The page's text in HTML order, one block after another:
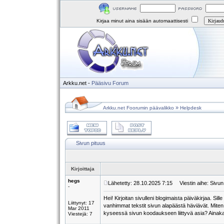
Kirjaa minut aina sisään automaattisesti
Arkku.net - Pääsivu Forum
Arkku.net Foorumin päävalikko » Helpdesk
Sivun pituus
Kirjoittaja
hegs
-
Liittynyt: 17
Mar 2011
Viestejä: 7
Lähetetty: 28.10.2025 7:15 Viestin aihe:
Hei! Kirjoitan sivulleni blogimaista päiväkirjaa.
vanhimmat tekstit sivun alapäästä häviävät.
kyseessä sivun koodaukseen liittyvä asia?